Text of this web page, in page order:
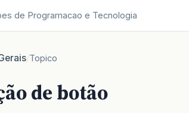
de Programacao e Tecnologia
/Topico
de botão